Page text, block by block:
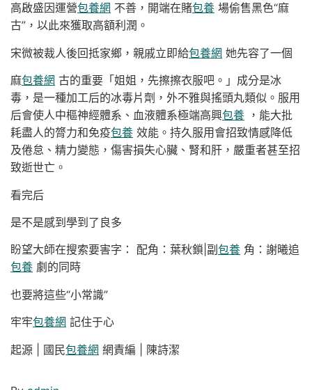
高啟盛因運營包養網 不善，開端在賭包養 場偷售黑色“麻
古”，以此來獲取高額利潤。
宋微被裁人後回抵家鄉，親戚立即給包養網 她先容了一個
麻包養網 古的重要「姐姐，先擦擦衣服吧。」成分是冰
毒，是一種加工后的冰毒片劑，外不雅與搖頭丸類似。服用
后會使人中樞神經體系、血液體系極端高興包養 ，能大批
耗盡人的膂力和免疫包養 效能。持久服用會招致情感降低
及倦怠、精力變態，傷害損失心臟、腎和肝，嚴重者甚至招
致逝世亡。
看完后
是不是感到學到了良多
盼望大師在搜索要害字： 配角：葉秋鎖|副 包養 角：謝曦追
包養 劇的同時
也要將這些“小常識”
牢牢包養網 記住于心
起源 | 國民包養網 網責編 | 陳詩潔